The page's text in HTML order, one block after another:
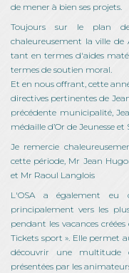
de mener à bien ses projets.
Toujours sur le plan
chaleureusement la ville de
tant en termes d'aides
termes de soutien moral.
Et en nous offrant, cette
directives pertinentes de
précédente municipalité,
médaille d’Or de Jeunesse et
Je remercie
cette période, Mr Jean
et Mr Raoul Langlois
L'OSA a également eu
principalement vers les
pendant les vacances
Tickets sport ». Elle permet
découvrir une multitude
présentées par les